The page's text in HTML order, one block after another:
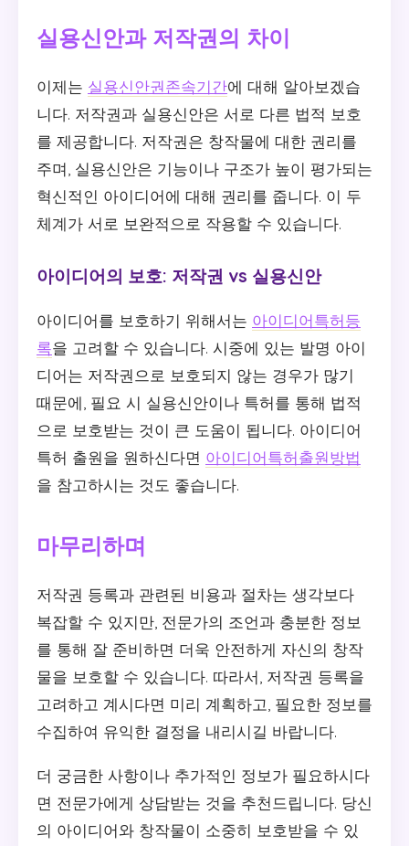
실용신안과 저작권의 차이
이제는 실용신안권존속기간에 대해 알아보겠습
니다. 저작권과 실용신안은 서로 다른 법적 보호
를 제공합니다. 저작권은 창작물에 대한 권리를
주며, 실용신안은 기능이나 구조가 높이 평가되는
혁신적인 아이디어에 대해 권리를 줍니다. 이 두
체계가 서로 보완적으로 작용할 수 있습니다.
아이디어의 보호: 저작권 vs 실용신안
아이디어를 보호하기 위해서는 아이디어특허등
록을 고려할 수 있습니다. 시중에 있는 발명 아이
디어는 저작권으로 보호되지 않는 경우가 많기
때문에, 필요 시 실용신안이나 특허를 통해 법적
으로 보호받는 것이 큰 도움이 됩니다. 아이디어
특허 출원을 원하신다면 아이디어특허출원방법
을 참고하시는 것도 좋습니다.
마무리하며
저작권 등록과 관련된 비용과 절차는 생각보다
복잡할 수 있지만, 전문가의 조언과 충분한 정보
를 통해 잘 준비하면 더욱 안전하게 자신의 창작
물을 보호할 수 있습니다. 따라서, 저작권 등록을
고려하고 계시다면 미리 계획하고, 필요한 정보를
수집하여 유익한 결정을 내리시길 바랍니다.
더 궁금한 사항이나 추가적인 정보가 필요하시다
면 전문가에게 상담받는 것을 추천드립니다. 당신
의 아이디어와 창작물이 소중히 보호받을 수 있